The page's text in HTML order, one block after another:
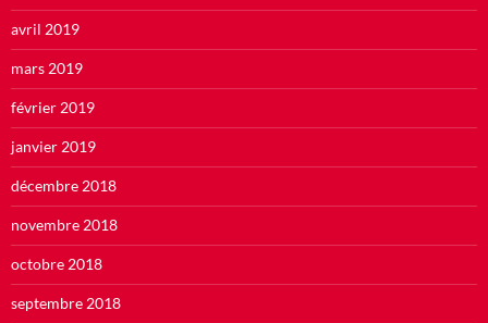
avril 2019
mars 2019
février 2019
janvier 2019
décembre 2018
novembre 2018
octobre 2018
septembre 2018